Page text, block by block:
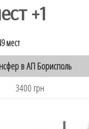
+1
мест
в АП Борисполь
3400 грн